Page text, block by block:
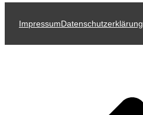
ImpressumDatenschutzerklärung